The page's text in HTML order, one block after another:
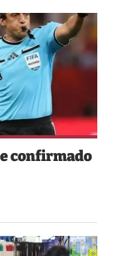
confirmado